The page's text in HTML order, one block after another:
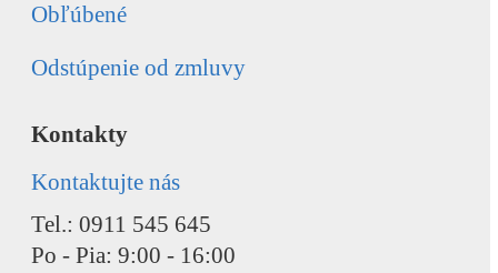
Obľúbené
Odstúpenie od zmluvy
Kontakty
Kontaktujte nás
Tel.: 0911 545 645
Po - Pia: 9:00 - 16:00